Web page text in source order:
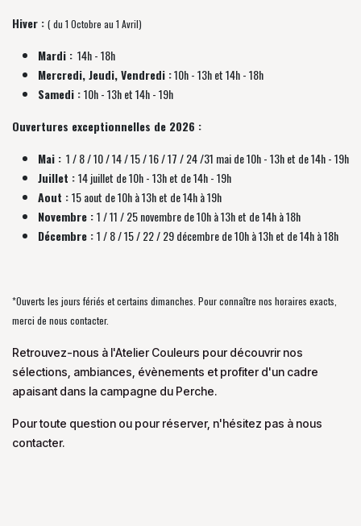
Hiver : ( du 1 Octobre au 1 Avril)
Mardi : 14h - 18h
Mercredi, Jeudi, Vendredi :10h - 13h et 14h - 18h
Samedi :10h - 13h et 14h - 19h
Ouvertures exceptionnelles de 2026 :
Mai : 1 / 8 / 10 / 14 / 15 / 16 / 17 / 24 /31 mai de 10h - 13h et de 14h - 19h
Juillet :14 juillet de 10h - 13h et de 14h - 19h
Aout :15 aout de 10h à 13h et de 14h à 19h
Novembre :1 / 11 / 25 novembre de10h à 13h et de 14h à 18h
Décembre :1 / 8 / 15 / 22 / 29 décembrede10h à 13h et de 14h à 18h
*Ouverts les jours fériés et certains dimanches. Pour connaître nos horaires exacts,
merci de nous contacter.
Retrouvez-nous à l'Atelier Couleurs pour découvrir nos
sélections, ambiances, évènements et profiter d'un cadre
apaisant dans la campagne du Perche.
Pour toute question ou pour réserver, n'hésitez pas à nous
contacter.